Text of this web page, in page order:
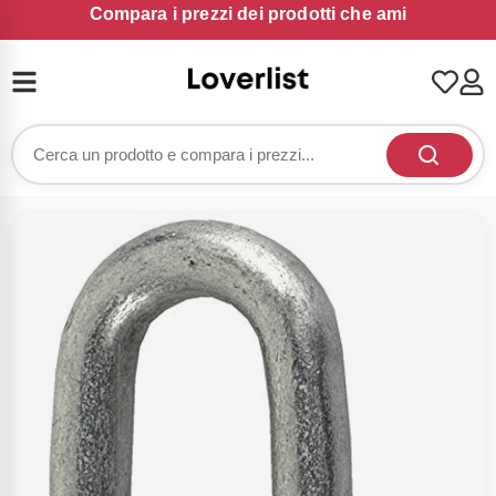
Compara i prezzi dei prodotti che ami